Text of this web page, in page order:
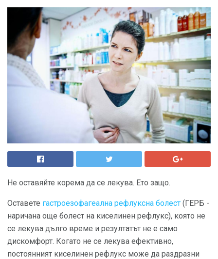
Не оставяйте корема да се лекува. Ето защо.
Оставете гастроезофагеална рефлуксна болест (ГЕРБ -
наричана още болест на киселинен рефлукс), която не
се лекува дълго време и резултатът не е само
дискомфорт. Когато не се лекува ефективно,
постоянният киселинен рефлукс може да раздразни